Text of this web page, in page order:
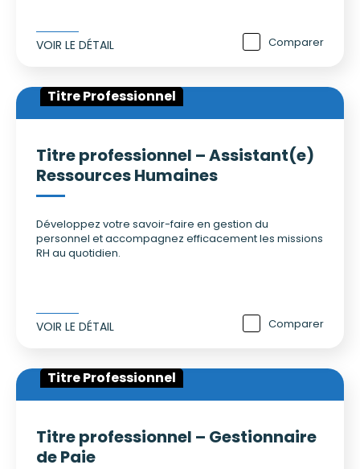
VOIR LE DÉTAIL Comparer
Titre Professionnel
Titre professionnel – Assistant(e)
Ressources Humaines
Développez votre savoir-faire en gestion du
personnel et accompagnez efficacement les missions
RH au quotidien.
VOIR LE DÉTAIL Comparer
Titre Professionnel
Titre professionnel – Gestionnaire
de Paie